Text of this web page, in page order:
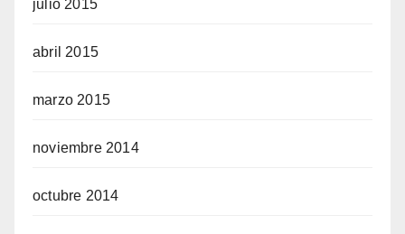
julio 2015
abril 2015
marzo 2015
noviembre 2014
octubre 2014